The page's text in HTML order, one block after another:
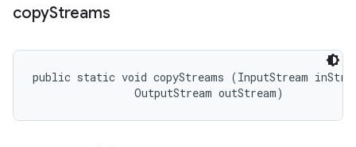
copyStreams
public static void copyStreams (InputStream
                OutputStream outStream)